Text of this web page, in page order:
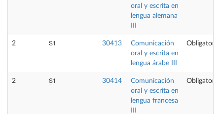
oral y escrita en
lengua alemana
2 S1 30413
Comunicación
oral y escrita en
lengua árabe III
Obligatoria
2 S1 30414
Comunicación
oral y escrita en
lengua francesa
Obligatoria